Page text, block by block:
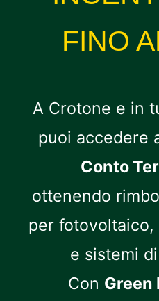
FINO
A Crotone e in
puoi accedere
Conto
ottenendo
per
e sistemi
Con Green